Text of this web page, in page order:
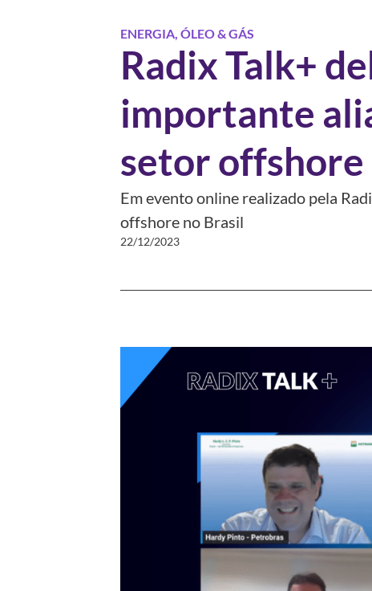
ENERGIA, ÓLEO & GÁS
Radix Talk+
importante
setor offshore
Em evento online realizado pela
offshore no Brasil
22/12/2023